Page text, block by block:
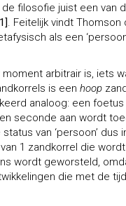
filosofie juist een van
. Feitelijk vindt Thomson
als een
arbitrair is, iets
is een hoop
analoog: een
seconde aan wordt
van ‘persoon’ dus
1 zandkorrel die
wordt geworsteld,
die met de